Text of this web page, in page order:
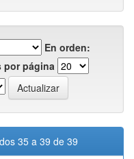
En orden:
por página
35 a 39 de 39